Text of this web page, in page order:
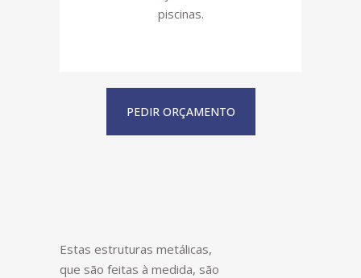
piscinas.
PEDIR ORÇAMENTO
Estas estruturas metálicas,
que são feitas à medida, são